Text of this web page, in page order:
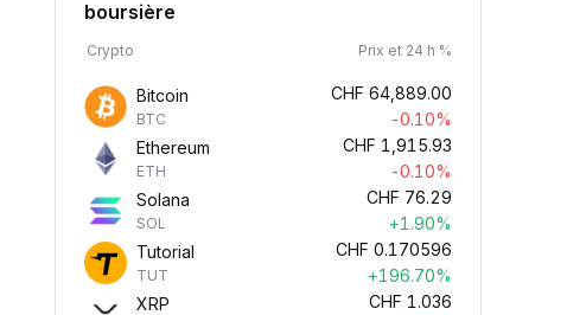
boursière
Crypto Prix et 24 h %
Bitcoin
BTC
CHF 64,889.00
-0.10%
Ethereum
ETH
CHF 1,915.93
-0.10%
Solana
SOL
CHF 76.29
+1.90%
Tutorial
TUT
CHF 0.170596
+196.70%
XRP
CHF 1.036